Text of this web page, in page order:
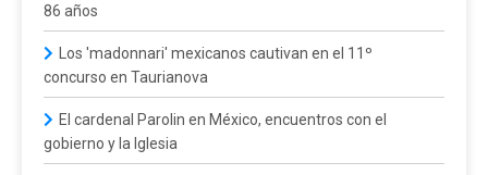
86 años
Los 'madonnari' mexicanos cautivan en el 11º
concurso en Taurianova
El cardenal Parolin en México, encuentros con el
gobierno y la Iglesia